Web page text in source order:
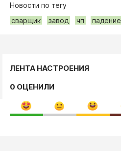
Новости по тегу
сварщик
завод чп падение
ЛЕНТА НАСТРОЕНИЯ
0 ОЦЕНИЛИ